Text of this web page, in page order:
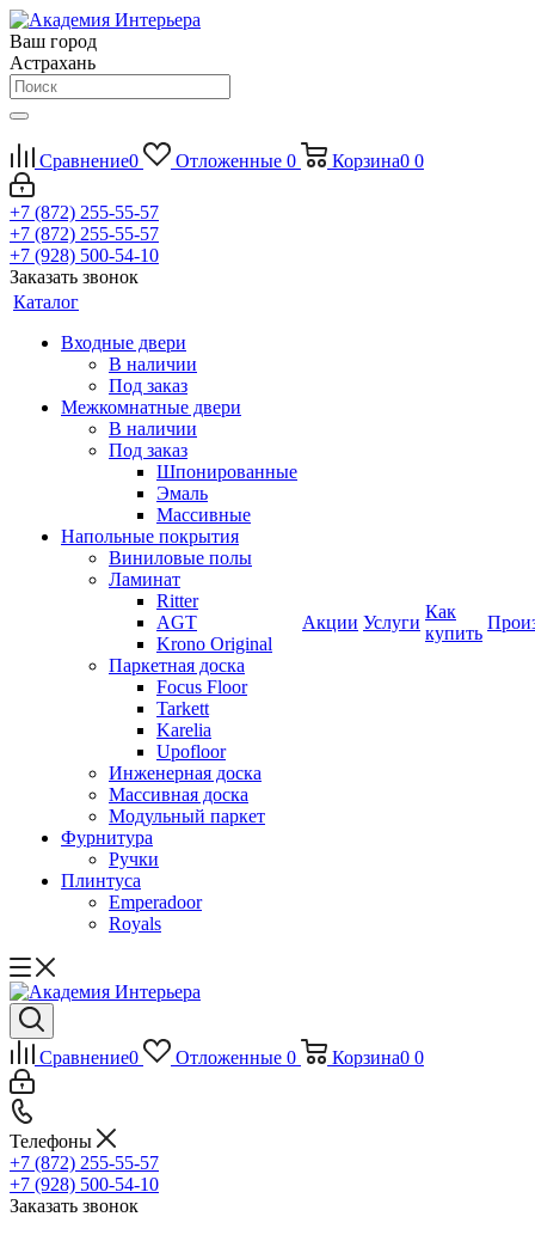
Ваш город
Астрахань
Сравнение0 Отложенные 0 Корзина0 0
+7 (872) 255-55-57
+7 (872) 255-55-57
+7 (928) 500-54-10
Заказать звонок
Каталог
Входные двери
В наличии
Под заказ
Межкомнатные двери
В наличии
Под заказ
Шпонированные
Эмаль
Массивные
Напольные покрытия
Виниловые полы
Ламинат
Ritter
AGT
Krono Original
Паркетная доска
Focus Floor
Tarkett
Karelia
Upofloor
Инженерная доска
Массивная доска
Модульный паркет
Фурнитура
Ручки
Плинтуса
Emperadoor
Royals
Акции Услуги
Как
купить
Сравнение0 Отложенные 0 Корзина0 0
Телефоны
+7 (872) 255-55-57
+7 (928) 500-54-10
Заказать звонок